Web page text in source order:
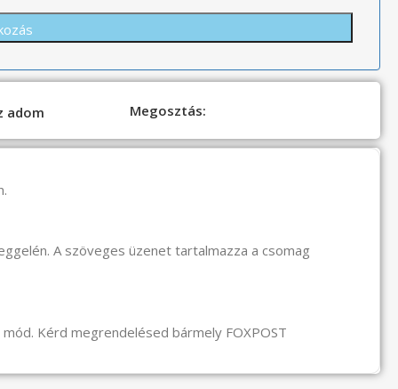
adom Megosztás:
A szöveges üzenet tartalmazza a csomag
Kérd megrendelésed bármely FOXPOST